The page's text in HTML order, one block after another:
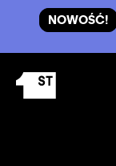
NOWOŚĆ!